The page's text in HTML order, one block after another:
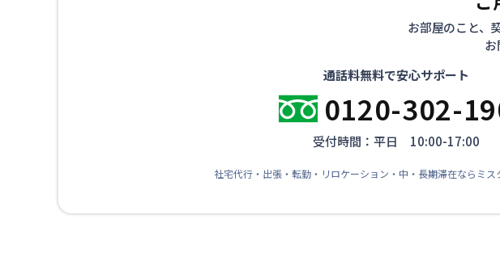
お部屋のこと、
通話料無料で安心サポート
0120-302-
受付時間：平日 10:00-17:00
社宅代行・出張・転勤・リロケーション・中・長期滞在ならミ